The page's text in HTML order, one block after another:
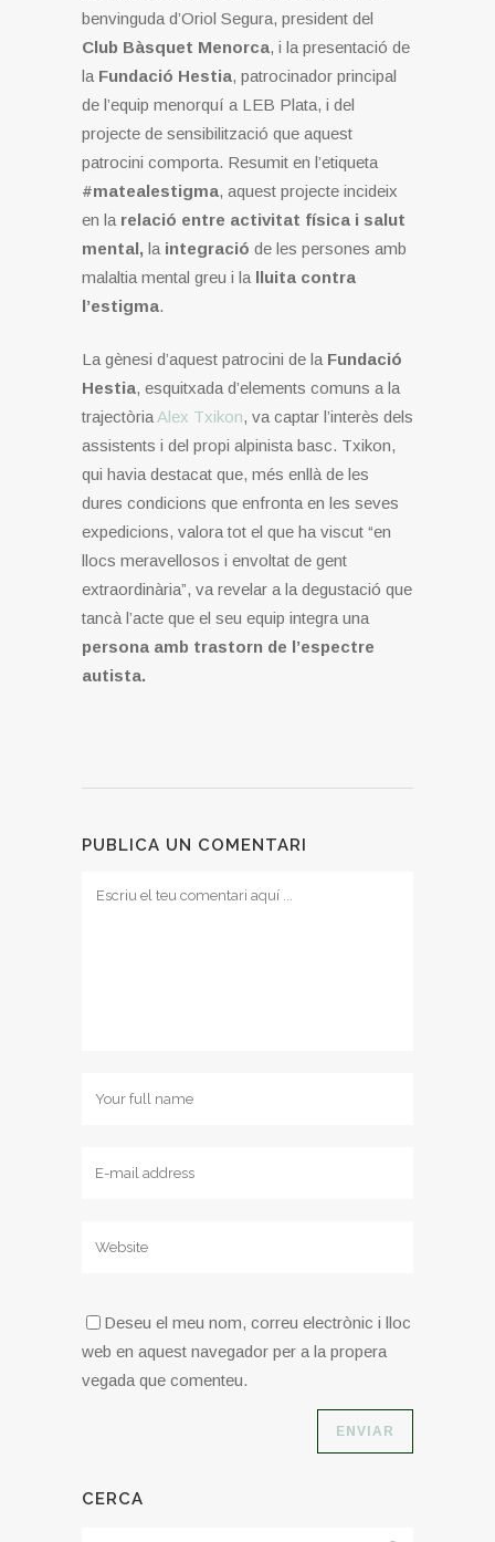
benvinguda d’Oriol Segura, president del
Club Bàsquet Menorca, i la presentació de
la Fundació Hestia, patrocinador principal
de l’equip menorquí a LEB Plata, i del
projecte de sensibilització que aquest
patrocini comporta. Resumit en l’etiqueta
#matealestigma, aquest projecte incideix
en la relació entre activitat física i salut
mental, la integració de les persones amb
malaltia mental greu i la lluita contra
l’estigma.
La gènesi d’aquest patrocini de la Fundació
Hestia, esquitxada d’elements comuns a la
trajectòria Alex Txikon, va captar l’interès dels
assistents i del propi alpinista basc. Txikon,
qui havia destacat que, més enllà de les
dures condicions que enfronta en les seves
expedicions, valora tot el que ha viscut “en
llocs meravellosos i envoltat de gent
extraordinària”, va revelar a la degustació que
tancà l’acte que el seu equip integra una
persona amb trastorn de l’espectre
autista.
PUBLICA UN COMENTARI
Deseu el meu nom, correu electrònic i lloc
web en aquest navegador per a la propera
vegada que comenteu.
CERCA